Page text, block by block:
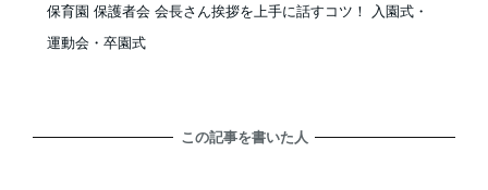
保育園 保護者会 会長さん挨拶を上手に話すコツ！ 入園式・
運動会・卒園式
この記事を書いた人